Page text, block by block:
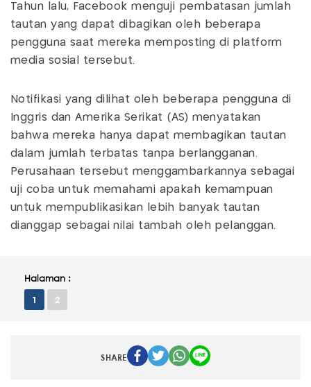
Tahun lalu, Facebook menguji pembatasan jumlah
tautan yang dapat dibagikan oleh beberapa
pengguna saat mereka memposting di platform
media sosial tersebut.
Notifikasi yang dilihat oleh beberapa pengguna di
Inggris dan Amerika Serikat (AS) menyatakan
bahwa mereka hanya dapat membagikan tautan
dalam jumlah terbatas tanpa berlangganan.
Perusahaan tersebut menggambarkannya sebagai
uji coba untuk memahami apakah kemampuan
untuk mempublikasikan lebih banyak tautan
dianggap sebagai nilai tambah oleh pelanggan.
Halaman :
1 2
SHARE